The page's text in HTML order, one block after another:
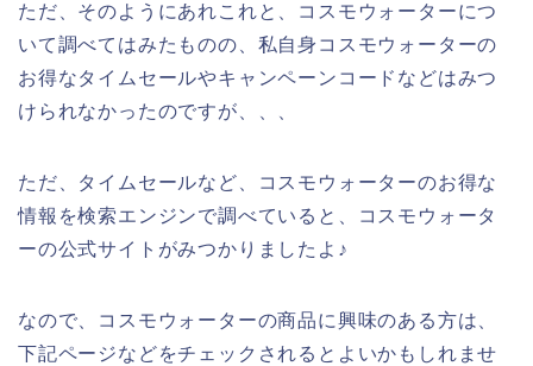
ただ、そのようにあれこれと、コスモウォーターにつ
いて調べてはみたものの、私自身コスモウォーターの
お得なタイムセールやキャンペーンコードなどはみつ
けられなかったのですが、、、
ただ、タイムセールなど、コスモウォーターのお得な
情報を検索エンジンで調べていると、コスモウォータ
ーの公式サイトがみつかりましたよ♪
なので、コスモウォーターの商品に興味のある方は、
下記ページなどをチェックされるとよいかもしれませ